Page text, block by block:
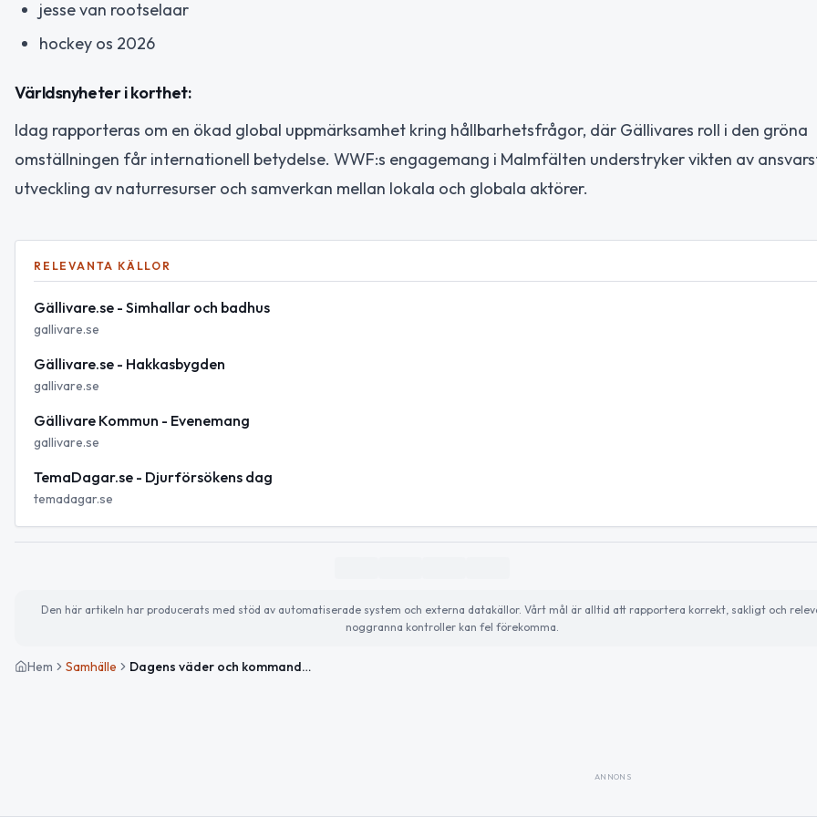
jesse van rootselaar
hockey os 2026
Världsnyheter i korthet:
Idag rapporteras om en ökad global uppmärksamhet kring hållbarhetsfrågor, där Gällivares roll i den gröna
omställningen får internationell betydelse. WWF:s engagemang i Malmfälten understryker vikten av
utveckling av naturresurser och samverkan mellan lokala och globala aktörer.
RELEVANTA KÄLLOR
Gällivare.se - Simhallar och badhus
gallivare.se
Gällivare.se - Hakkasbygden
gallivare.se
Gällivare Kommun - Evenemang
gallivare.se
TemaDagar.se - Djurförsökens dag
temadagar.se
Den här artikeln har producerats med stöd av automatiserade system och externa datakällor. Vårt mål är alltid att rapportera korrekt, sakligt och
noggranna kontroller kan fel förekomma.
Hem Samhälle Dagens väder och kommande evenemang i Gällivare
ANNONS